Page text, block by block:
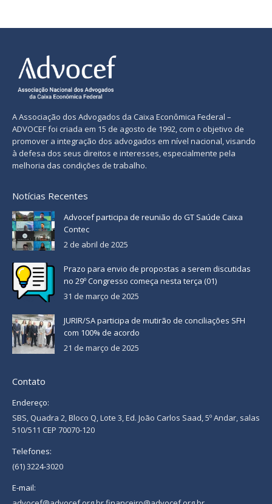
A Associação dos Advogados da Caixa Econômica Federal –
ADVOCEF foi criada em 15 de agosto de 1992, com o objetivo de
promover a integração dos advogados em nível nacional, visando
à defesa dos seus direitos e interesses, especialmente pela
melhoria das condições de trabalho.
Notícias Recentes
Advocef participa de reunião do GT Saúde Caixa
Contec
2 de abril de 2025
Prazo para envio de propostas a serem discutidas
no 29º Congresso começa nesta terça (01)
31 de março de 2025
JURIR/SA participa de mutirão de conciliações SFH
com 100% de acordo
21 de março de 2025
Contato
Endereço:
SBS, Quadra 2, Bloco Q, Lote 3, Ed. João Carlos Saad, 5º Andar, salas
510/511 CEP 70070-120
Telefones:
(61) 3224-3020
E-mail: